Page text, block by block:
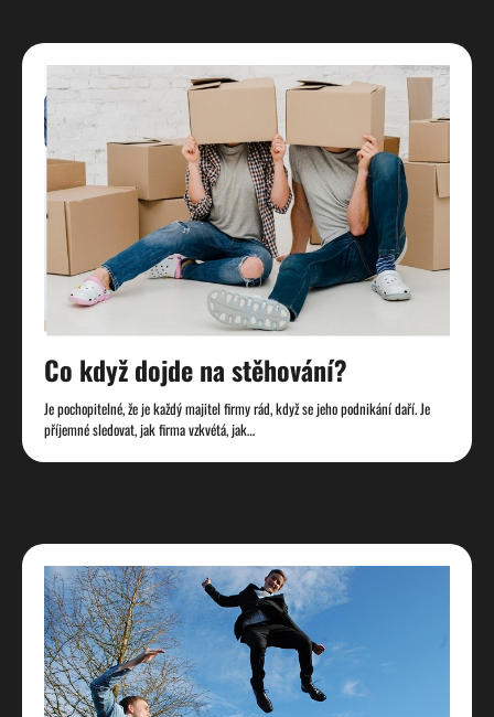
Co když dojde na stěhování?
Je pochopitelné, že je každý majitel firmy rád, když se jeho podnikání daří. Je
příjemné sledovat, jak firma vzkvétá, jak…